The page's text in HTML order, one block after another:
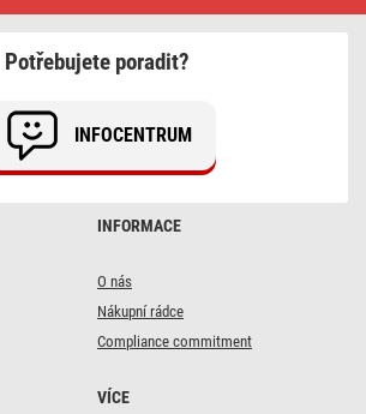
INFORMACE
O nás
Nákupní rádce
Compliance commitment
VÍCE
Potřebujete poradit?
INFOCENTRUM